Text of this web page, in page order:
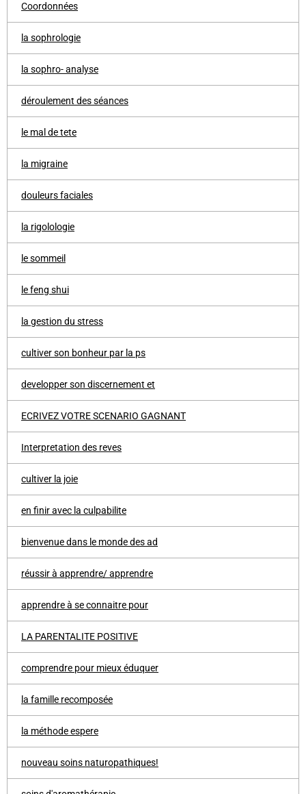
Coordonnées
la sophrologie
la sophro- analyse
déroulement des séances
le mal de tete
la migraine
douleurs faciales
la rigolologie
le sommeil
le feng shui
la gestion du stress
cultiver son bonheur par la ps
developper son discernement et
ECRIVEZ VOTRE SCENARIO GAGNANT
Interpretation des reves
cultiver la joie
en finir avec la culpabilite
bienvenue dans le monde des ad
réussir à apprendre/ apprendre
apprendre à se connaitre pour
LA PARENTALITE POSITIVE
comprendre pour mieux éduquer
la famille recomposée
la méthode espere
nouveau soins naturopathiques!